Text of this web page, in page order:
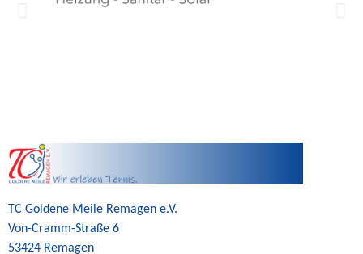
TC Goldene Meile Remagen e.V.
Von-Cramm-Straße 6
53424 Remagen